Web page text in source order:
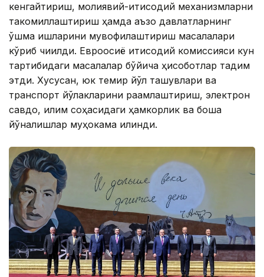
кенгайтириш, молиявий-иқтисодий механизмларни
такомиллаштириш ҳамда аъзо давлатларнинг
қўшма ишларини мувофиқлаштириш масалалари
кўриб чиқилди. Евроосиё иқтисодий комиссияси кун
тартибидаги масалалар бўйича ҳисоботлар тақдим
этди. Хусусан, юк темир йўл ташувлари ва
транспорт йўлакларини рақамлаштириш, электрон
савдо, иқлим соҳасидаги ҳамкорлик ва бошқа
йўналишлар муҳокама қилинди.